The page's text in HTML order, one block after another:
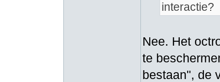
interactie?
Nee. Het
te
bestaan", de